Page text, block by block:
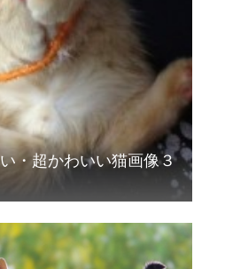
・超かわいい猫画像３